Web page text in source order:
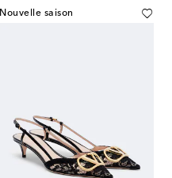
Nouvelle saison